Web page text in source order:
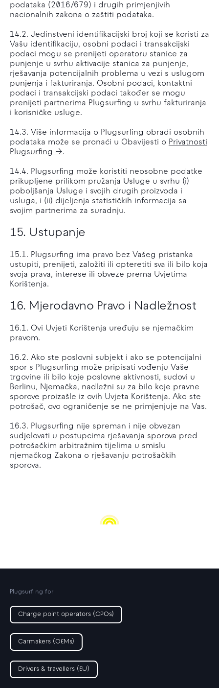
podataka (2016/679) i drugih primjenjivih
nacionalnih zakona o zaštiti podataka.
14.2. Jedinstveni identifikacijski broj koji se koristi za
Vašu identifikaciju, osobni podaci i transakcijski
podaci mogu se prenijeti operatoru stanice za
punjenje u svrhu aktivacije stanica za punjenje,
rješavanja potencijalnih problema u vezi s uslugom
punjenja i fakturiranja. Osobni podaci, kontaktni
podaci i transakcijski podaci također se mogu
prenijeti partnerima Plugsurfing u svrhu fakturiranja
i korisničke usluge.
14.3. Više informacija o Plugsurfing obradi osobnih
podataka može se pronaći u Obavijesti o Privatnosti
Plugsurfing
.
14.4. Plugsurfing može koristiti neosobne podatke
prikupljene prilikom pružanja Usluge u svrhu (i)
poboljšanja Usluge i svojih drugih proizvoda i
usluga, i (ii) dijeljenja statističkih informacija sa
svojim partnerima za suradnju.
15. Ustupanje
15.1. Plugsurfing ima pravo bez Vašeg pristanka
ustupiti, prenijeti, založiti ili opteretiti sva ili bilo koja
svoja prava, interese ili obveze prema Uvjetima
Korištenja.
16. Mjerodavno Pravo i Nadležnost
16.1. Ovi Uvjeti Korištenja uređuju se njemačkim
pravom.
16.2. Ako ste poslovni subjekt i ako se potencijalni
spor s Plugsurfing može pripisati vođenju Vaše
trgovine ili bilo koje poslovne aktivnosti, sudovi u
Berlinu, Njemačka, nadležni su za bilo koje pravne
sporove proizašle iz ovih Uvjeta Korištenja. Ako ste
potrošač, ovo ograničenje se ne primjenjuje na Vas.
16.3. Plugsurfing nije spreman i nije obvezan
sudjelovati u postupcima rješavanja sporova pred
potrošačkim arbitražnim tijelima u smislu
njemačkog Zakona o rješavanju potrošačkih
sporova.
Plugsurfing for
Charge point operators (CPOs)
Carmakers (OEMs)
Drivers & travellers (EU)